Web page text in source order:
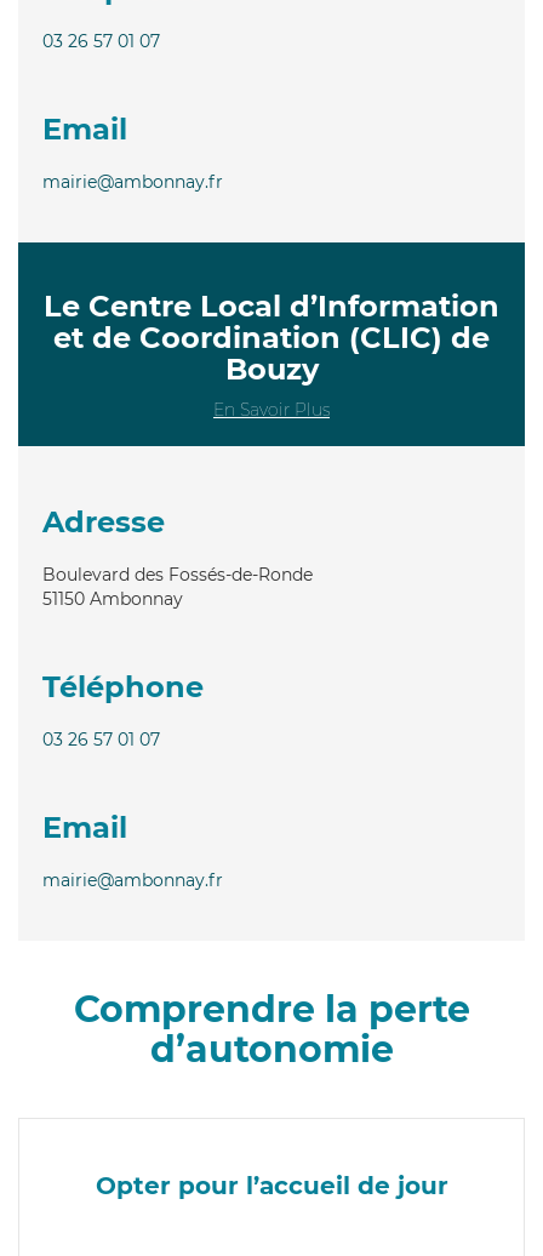
03 26 57 01 07
Email
mairie@ambonnay.fr
Le Centre Local d’Information
et de Coordination (CLIC) de
Bouzy
En Savoir Plus
Adresse
Boulevard des Fossés-de-Ronde
51150 Ambonnay
Téléphone
03 26 57 01 07
Email
mairie@ambonnay.fr
Comprendre la perte
d’autonomie
Opter pour l’accueil de jour